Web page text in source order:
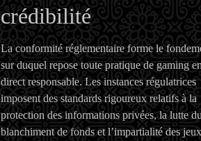
crédibilité
La conformité réglementaire forme le
sur duquel repose toute pratique de gaming
direct responsable. Les instances régulatrices
imposent des standards rigoureux relatifs à la
protection des informations privées, la lutte
blanchiment de fonds et l’impartialité des